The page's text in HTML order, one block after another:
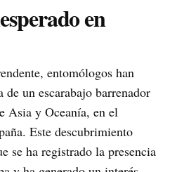
en
entomólogos han
un escarabajo barrenador
Asia y Oceanía, en el
Este descubrimiento
se ha registrado la presencia